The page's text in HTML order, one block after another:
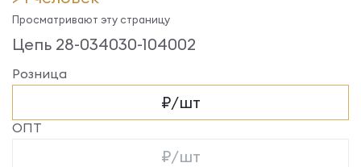
Просматривают эту страницу
Цепь 28-034030-104002
Розница
₽/шт
ОПТ
₽/шт